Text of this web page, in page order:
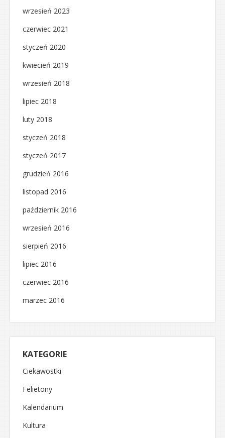
wrzesień 2023
czerwiec 2021
styczeń 2020
kwiecień 2019
wrzesień 2018
lipiec 2018
luty 2018
styczeń 2018
styczeń 2017
grudzień 2016
listopad 2016
październik 2016
wrzesień 2016
sierpień 2016
lipiec 2016
czerwiec 2016
marzec 2016
KATEGORIE
Ciekawostki
Felietony
Kalendarium
Kultura